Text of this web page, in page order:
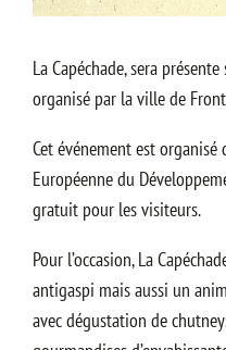
La Capéchade, sera
organisé par la ville de
Cet événement est
Européenne du
gratuit pour les visiteurs.
Pour l’occasion, La
antigaspi mais aussi un
avec dégustation de